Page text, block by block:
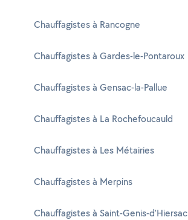
Chauffagistes à Rancogne
Chauffagistes à Gardes-le-Pontaroux
Chauffagistes à Gensac-la-Pallue
Chauffagistes à La Rochefoucauld
Chauffagistes à Les Métairies
Chauffagistes à Merpins
Chauffagistes à Saint-Genis-d'Hiersac